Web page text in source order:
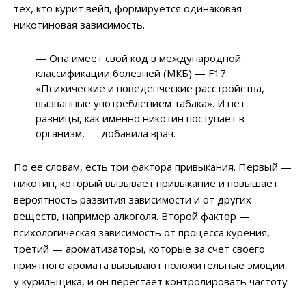
тех, кто курит вейп, формируется одинаковая
никотиновая зависимость.
— Она имеет свой код в международной
классификации болезней (МКБ) — F17
«Психические и поведенческие расстройства,
вызванные употреблением табака». И нет
разницы, как именно никотин поступает в
организм, — добавила врач.
По ее словам, есть три фактора привыкания. Первый —
никотин, который вызывает привыкание и повышает
вероятность развития зависимости и от других
веществ, например алкоголя. Второй фактор —
психологическая зависимость от процесса курения,
третий — ароматизаторы, которые за счет своего
приятного аромата вызывают положительные эмоции
у курильщика, и он перестает контролировать частоту